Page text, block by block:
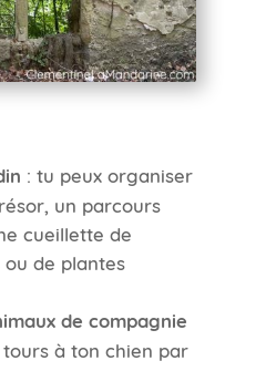
: tu peux organiser
un parcours
cueillette de
ou de plantes
de compagnie
à ton chien par